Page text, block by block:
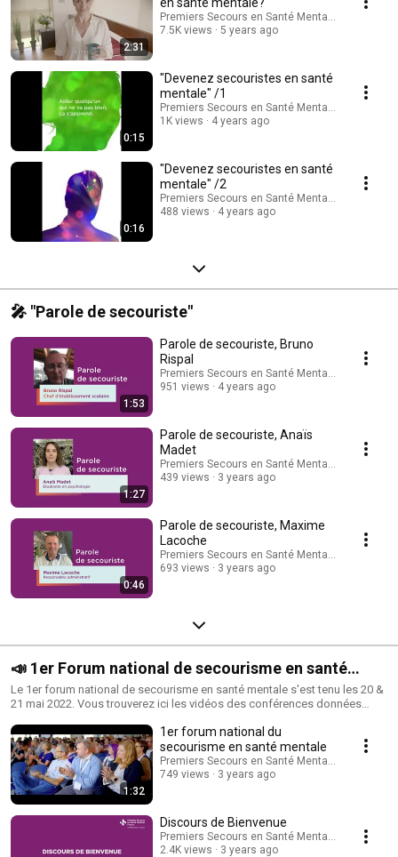
2:31
Premiers Secours en Santé Mentale - France
7.5K views
5 years ago
0:15
"Devenez secouristes en santé
mentale" /1
Premiers Secours en Santé Mentale - France
1K views
4 years ago
0:16
"Devenez secouristes en santé
mentale" /2
Premiers Secours en Santé Mentale - France
488 views
4 years ago
🎤 "Parole de secouriste"
1:53
Parole de secouriste, Bruno
Rispal
Premiers Secours en Santé Mentale - France
951 views
4 years ago
1:27
Parole de secouriste, Anaïs
Madet
Premiers Secours en Santé Mentale - France
439 views
3 years ago
0:46
Parole de secouriste, Maxime
Lacoche
Premiers Secours en Santé Mentale - France
693 views
3 years ago
📣 1er Forum national de secourisme en santé
mentale
Le 1er forum national de secourisme en santé mentale s'est tenu les 20 &
21 mai 2022. Vous trouverez ici les vidéos des conférences données
1:32
1er forum national du
secourisme en santé mentale
Premiers Secours en Santé Mentale - France
749 views
3 years ago
Discours de Bienvenue
Premiers Secours en Santé Mentale - France
2.4K views
3 years ago